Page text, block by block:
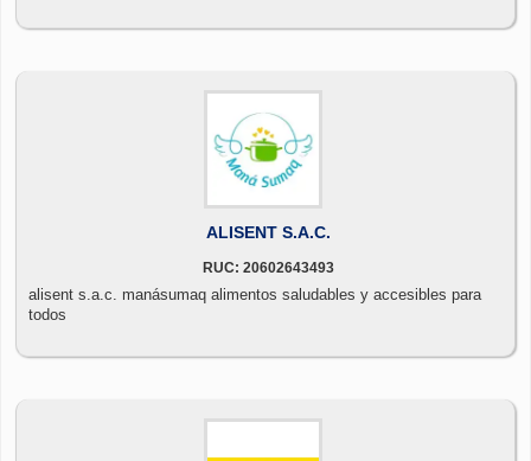
ALISENT S.A.C.
RUC: 20602643493
alisent s.a.c. manásumaq alimentos saludables y accesibles para
todos